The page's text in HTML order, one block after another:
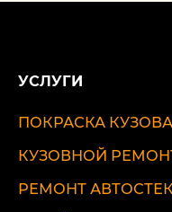
УСЛУГИ
ПОКРАСКА КУЗОВА
КУЗОВНОЙ
РЕМОНТ